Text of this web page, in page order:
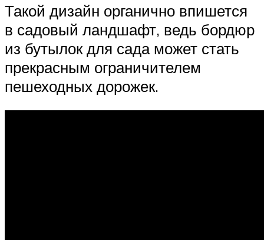
Такой дизайн органично впишется
в садовый ландшафт, ведь бордюр
из бутылок для сада может стать
прекрасным ограничителем
пешеходных дорожек.